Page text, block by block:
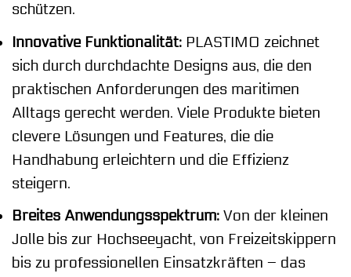
schützen.
Innovative Funktionalität: PLASTIMO zeichnet
sich durch durchdachte Designs aus, die den
praktischen Anforderungen des maritimen
Alltags gerecht werden. Viele Produkte bieten
clevere Lösungen und Features, die die
Handhabung erleichtern und die Effizienz
steigern.
Breites Anwendungsspektrum: Von der kleinen
Jolle bis zur Hochseeyacht, von Freizeitskippern
bis zu professionellen Einsatzkräften – das